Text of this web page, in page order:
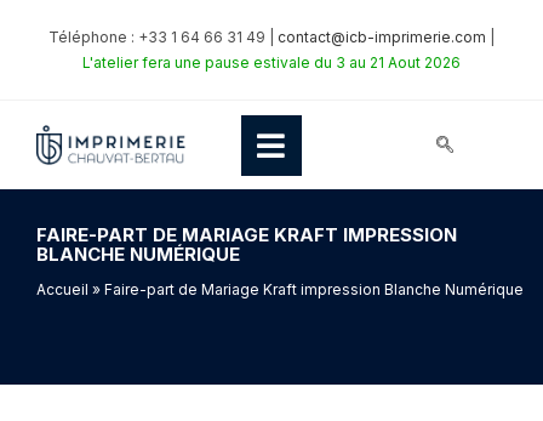
Téléphone : +33 1 64 66 31 49 | contact@icb-imprimerie.com
L'atelier fera une pause estivale du 3 au 21 Aout 2026
FAIRE-PART DE MARIAGE KRAFT IMPRESSION
BLANCHE NUMÉRIQUE
Accueil » Faire-part de Mariage Kraft impression Blanche Numérique